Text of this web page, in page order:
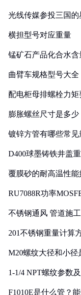
光线传媒参投三国的
横担型号对应重量
锰矿石产品化合水含
曲臂车规格型号大全
配电柜母排螺栓力
膨胀螺丝尺寸是多少
镀锌方管有哪些常
D400球墨铸铁井盖
覆膜砂的耐高温性能
RU7088R功率
不锈钢通风 管道施工
201不锈钢重量计算
M20螺纹大径和小径
1-1/4 NPT螺纹参数
F1010E是什么管？